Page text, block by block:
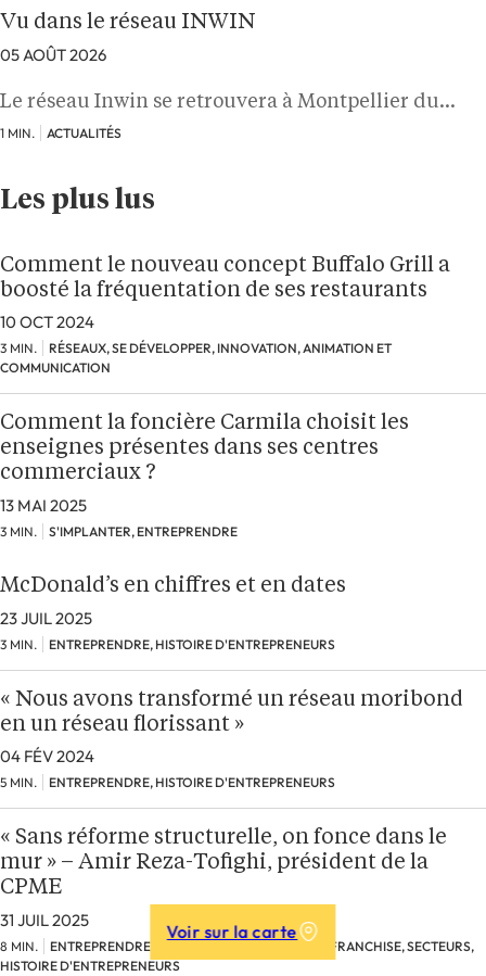
Voir sur la carte
Vu dans le réseau INWIN
05 AOÛT 2026
Le réseau Inwin se retrouvera à Montpellier du…
1 MIN. ACTUALITÉS
Les plus lus
Comment le nouveau concept Buffalo Grill a
boosté la fréquentation de ses restaurants
10 OCT 2024
3 MIN.
RÉSEAUX, SE DÉVELOPPER, INNOVATION, ANIMATION ET
COMMUNICATION
Comment la foncière Carmila choisit les
enseignes présentes dans ses centres
commerciaux ?
13 MAI 2025
3 MIN. S'IMPLANTER, ENTREPRENDRE
McDonald’s en chiffres et en dates
23 JUIL 2025
3 MIN. ENTREPRENDRE, HISTOIRE D'ENTREPRENEURS
« Nous avons transformé un réseau moribond
en un réseau florissant »
04 FÉV 2024
5 MIN. ENTREPRENDRE, HISTOIRE D'ENTREPRENEURS
« Sans réforme structurelle, on fonce dans le
mur » – Amir Reza-Tofighi, président de la
CPME
31 JUIL 2025
8 MIN.
ENTREPRENDRE, RÉSEAUX, COMPRENDRE LA FRANCHISE, SECTEURS,
HISTOIRE D'ENTREPRENEURS